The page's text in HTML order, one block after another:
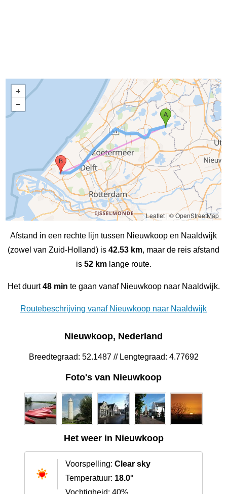
Leaflet|© OpenStreetMap
Afstand in een rechte lijn tussen Nieuwkoop en Naaldwijk
(zowel van Zuid-Holland) is 42.53 km, maar de reis afstand
is 52 kmlange route.
Het duurt48 min te gaan vanaf Nieuwkoop naar Naaldwijk.
Routebeschrijving vanaf Nieuwkoop naar Naaldwijk
Nieuwkoop, Nederland
Breedtegraad: 52.1487 // Lengtegraad: 4.77692
Foto's van Nieuwkoop
Het weer in Nieuwkoop
Voorspelling: Clear sky
Temperatuur: 18.0°